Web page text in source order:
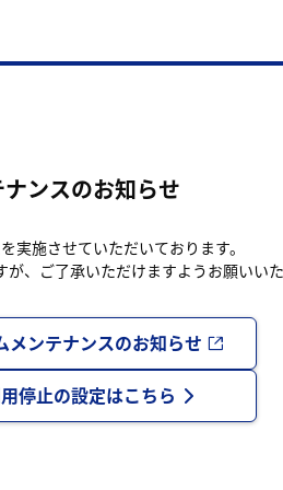
ナンスのお知らせ
実施させていただいております。
、ご了承いただけますようお願いい
メンテナンスのお知らせ
停止の設定はこちら